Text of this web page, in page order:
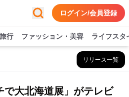
ログイン/会員登録
旅行 ファッション・美容 ライフスタ
リリース一覧
で大北海道展」がテレビ